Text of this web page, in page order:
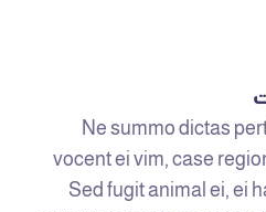
Ne summo dictas
vocent ei vim, case
Sed fugit animal ei, ei